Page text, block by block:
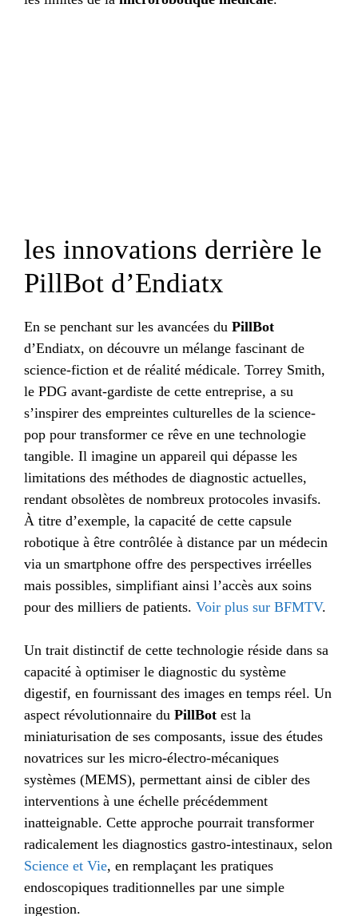
les innovations derrière le
PillBot d’Endiatx
En se penchant sur les avancées du PillBot
d’Endiatx, on découvre un mélange fascinant de
science-fiction et de réalité médicale. Torrey Smith,
le PDG avant-gardiste de cette entreprise, a su
s’inspirer des empreintes culturelles de la science-
pop pour transformer ce rêve en une technologie
tangible. Il imagine un appareil qui dépasse les
limitations des méthodes de diagnostic actuelles,
rendant obsolètes de nombreux protocoles invasifs.
À titre d’exemple, la capacité de cette capsule
robotique à être contrôlée à distance par un médecin
via un smartphone offre des perspectives irréelles
mais possibles, simplifiant ainsi l’accès aux soins
pour des milliers de patients. Voir plus sur BFMTV.
Un trait distinctif de cette technologie réside dans sa
capacité à optimiser le diagnostic du système
digestif, en fournissant des images en temps réel. Un
aspect révolutionnaire du PillBot est la
miniaturisation de ses composants, issue des études
novatrices sur les micro-électro-mécaniques
systèmes (MEMS), permettant ainsi de cibler des
interventions à une échelle précédemment
inatteignable. Cette approche pourrait transformer
radicalement les diagnostics gastro-intestinaux, selon
Science et Vie, en remplaçant les pratiques
endoscopiques traditionnelles par une simple
ingestion.